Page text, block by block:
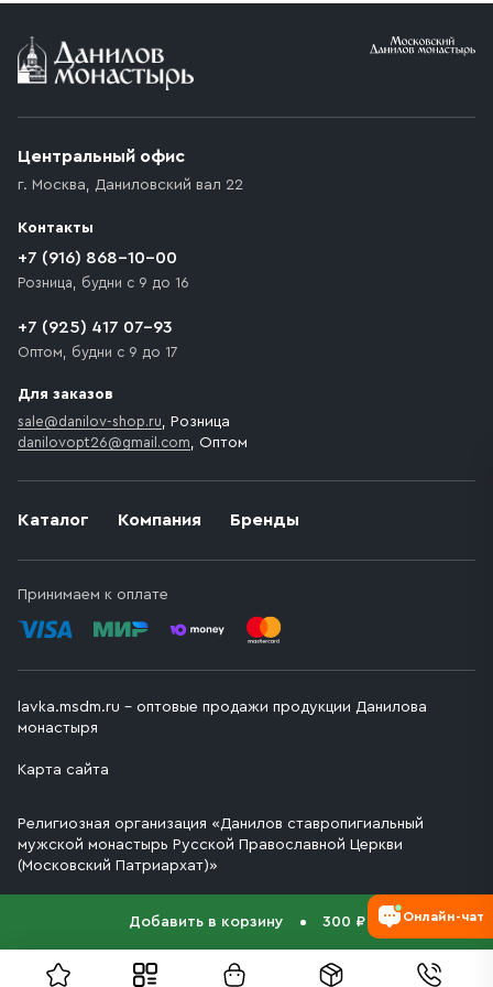
Добавить в корзину 300 ₽
Условия доставки
возникают препятствия для подъезда автомобиля,
которое максимально близко к месту запланированной
движения. Если на территории места назначения
доставки предусмотрен платный въезд, то Покупателю
необходимо компенсировать стоимость въезда
Каталог Компания Бренды
Принимаем к оплате
Центральный офис
г. Москва, Даниловский вал 22
Контакты
+7 (916) 868-10-00
Розница, будни с 9 до 16
+7 (925) 417 07-93
Оптом, будни с 9 до 17
Для заказов
sale@danilov-shop.ru, Розница
danilovopt26@gmail.com, Оптом
lavka.msdm.ru – оптовые продажи продукции Данилова
монастыря
Карта сайта
Религиозная организация «Данилов ставропигиальный
мужской монастырь Русской Православной Церкви
(Московский Патриархат)»
Онлайн-чат